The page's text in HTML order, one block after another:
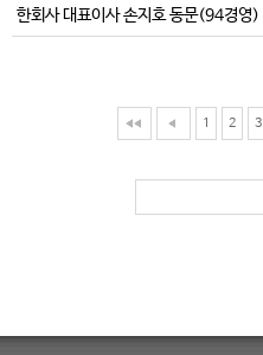
한회사 대표이사 손지호 동문(94경영)
1 2 3